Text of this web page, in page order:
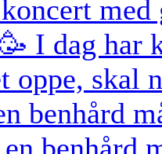
benhård